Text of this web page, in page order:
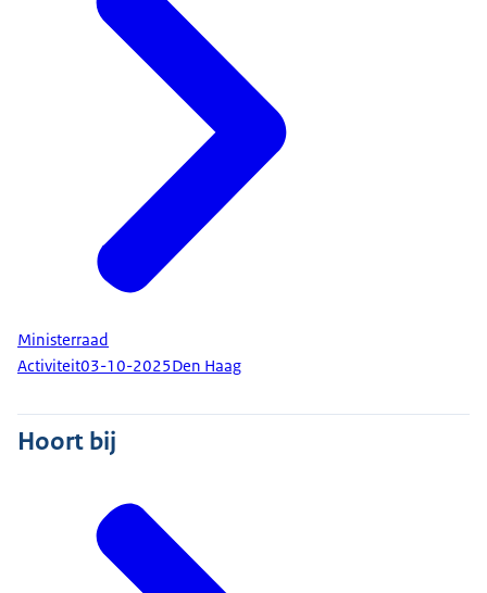
Ministerraad
Activiteit03-10-2025Den Haag
Hoort bij